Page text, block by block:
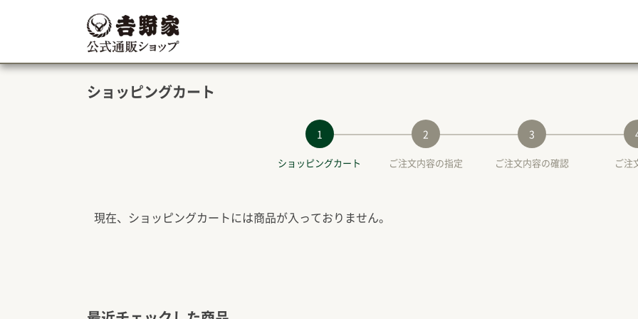
ショッピングカート
1
ショッピングカート
2
ご注文内容の指定
3
ご注文内容の確認 ご注
現在、ショッピングカートには商品が入っておりません。